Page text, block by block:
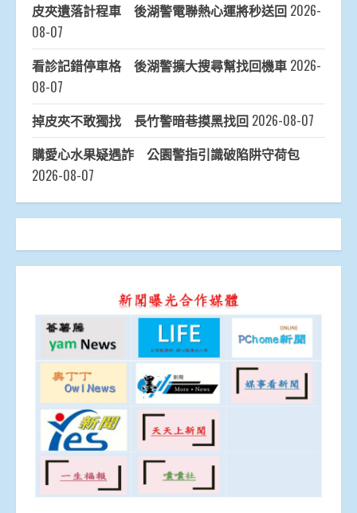
皮夾遺落計程車 後湖警電聯熱心運將秒送回 2026-
08-07
看診記錯停車格 後湖警擴大搜尋幫找回機車 2026-
08-07
掉皮夾不敢獨找 長竹警暗巷摸黑找回 2026-08-07
購愛心水果疑遇詐 公園警指引識破陷阱守荷包
2026-08-07